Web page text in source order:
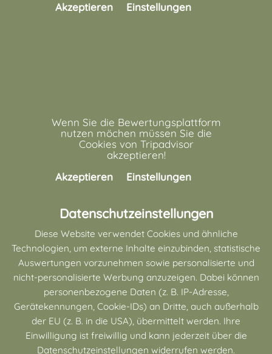
Datenschutzeinstellungen
Diese Website verwendet Cookies und ähnliche
Technologien, um externe Inhalte einzubinden, statistische
Auswertungen vorzunehmen sowie personalisierte und
nicht-personalisierte Werbung anzuzeigen. Dabei können
personenbezogene Daten (z. B. IP-Adresse,
Gerätekennungen, Cookie-IDs) an Dritte, auch außerhalb
der EU (z. B. in die USA), übermittelt werden. Ihre
Einwilligung ist freiwillig und kann jederzeit über die
Datenschutzeinstellungen widerrufen werden.
Akzeptieren
Einstellungen
Wenn Sie die Bewertungsplattform
nutzen möchen müssen Sie die
Cookies von Tripadvisor
akzeptieren!
Akzeptieren
Einstellungen
Tripadvisor
Wenn Sie die Bewertungsplattform
nutzen möchen müssen Sie die
Cookies von Tripadvisor
akzeptieren!
Akzeptieren
Einstellungen